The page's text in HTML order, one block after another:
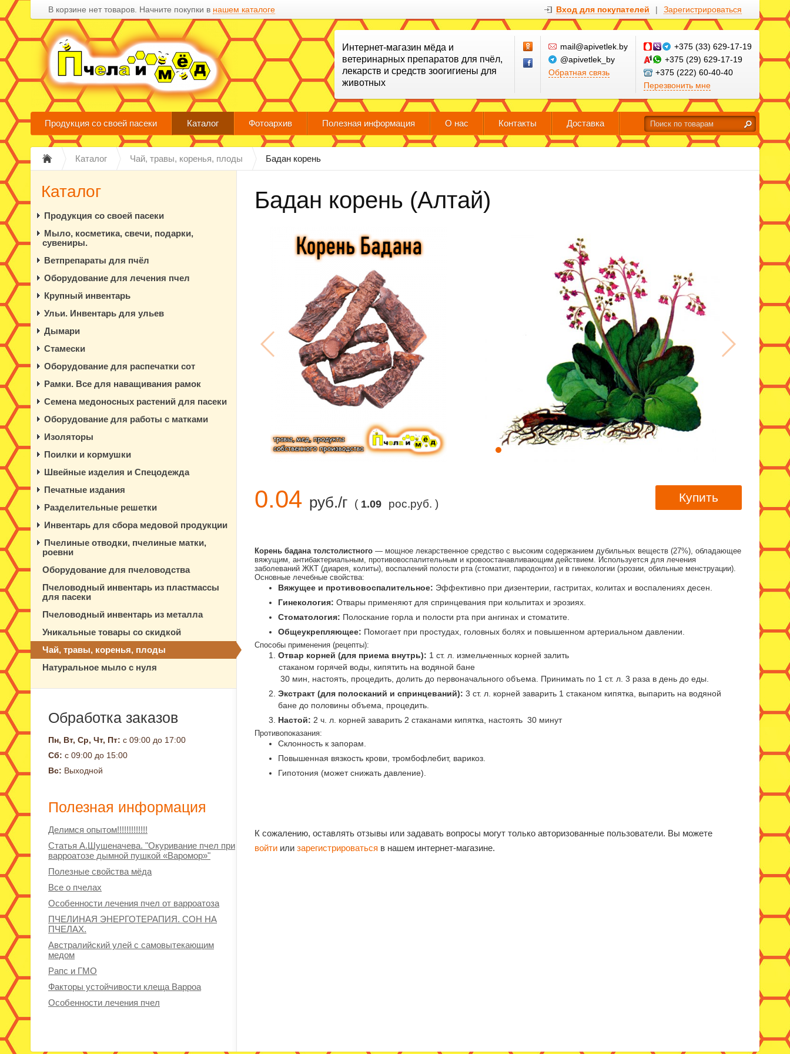
В корзине нет товаров. Начните покупки в нашем каталоге Вход для покупателей | Зарегистрироваться
Интернет-магазин мёда и
ветеринарных препаратов для пчёл,
лекарств и средств зоогигиены для
животных
mail@apivetlek.by
@apivetlek_by
Обратная связь
+375 (33) 629-17-19
+375 (29) 629-17-19
+375 (222) 60-40-40
Перезвонить мне
Продукция со своей пасеки Каталог Фотоархив Полезная информация О нас Контакты Доставка
Каталог Чай, травы, коренья, плоды Бадан корень
Бадан корень (Алтай)
0.04 руб./г ( 1.09 рос.руб. ) Купить
Корень бадана толстолистного — мощное лекарственное средство с высоким содержанием дубильных веществ (27%), обладающее
вяжущим, антибактериальным, противовоспалительным и кровоостанавливающим действием. Используется для лечения
заболеваний ЖКТ (диарея, колиты), воспалений полости рта (стоматит, пародонтоз) и в гинекологии (эрозии, обильные менструации).
Основные лечебные свойства:
Вяжущее и противовоспалительное: Эффективно при дизентерии, гастритах, колитах и воспалениях десен.
Гинекология: Отвары применяют для спринцевания при кольпитах и эрозиях.
Стоматология: Полоскание горла и полости рта при ангинах и стоматите.
Общеукрепляющее: Помогает при простудах, головных болях и повышенном артериальном давлении.
Способы применения (рецепты):
Отвар корней (для приема внутрь): 1 ст. л. измельченных корней залить
стаканом горячей воды, кипятить на водяной бане
30 мин, настоять, процедить, долить до первоначального объема. Принимать по 1 ст. л. 3 раза в день до еды.
Экстракт (для полосканий и спринцеваний): 3 ст. л. корней заварить 1 стаканом кипятка, выпарить на водяной
бане до половины объема, процедить.
Настой: 2 ч. л. корней заварить 2 стаканами кипятка, настоять 30 минут
Противопоказания:
Склонность к запорам.
Повышенная вязкость крови, тромбофлебит, варикоз.
Гипотония (может снижать давление).
К сожалению, оставлять отзывы или задавать вопросы могут только авторизованные пользователи. Вы можете
войти или зарегистрироваться в нашем интернет-магазине.
Каталог
Продукция со своей пасеки
Мыло, косметика, свечи, подарки,
сувениры.
Ветпрепараты для пчёл
Оборудование для лечения пчел
Крупный инвентарь
Ульи. Инвентарь для ульев
Дымари
Стамески
Оборудование для распечатки сот
Рамки. Все для наващивания рамок
Семена медоносных растений для пасеки
Оборудование для работы с матками
Изоляторы
Поилки и кормушки
Швейные изделия и Спецодежда
Печатные издания
Разделительные решетки
Инвентарь для сбора медовой продукции
Пчелиные отводки, пчелиные матки,
роевни
Оборудование для пчеловодства
Пчеловодный инвентарь из пластмассы
для пасеки
Пчеловодный инвентарь из металла
Уникальные товары со скидкой
Чай, травы, коренья, плоды
Натуральное мыло с нуля
Обработка заказов
Пн, Вт, Ср, Чт, Пт: с 09:00 до 17:00
Сб: с 09:00 до 15:00
Вс: Выходной
Полезная информация
Делимся опытом!!!!!!!!!!!!!
Статья А.Шушеначева. "Окуривание пчел при
варроатозе дымной пушкой «Варомор»"
Полезные свойства мёда
Все о пчелах
Особенности лечения пчел от варроатоза
ПЧЕЛИНАЯ ЭНЕРГОТЕРАПИЯ. СОН НА
ПЧЕЛАХ.
Австралийский улей с самовытекающим
медом
Рапс и ГМО
Факторы устойчивости клеща Варроа
Особенности лечения пчел